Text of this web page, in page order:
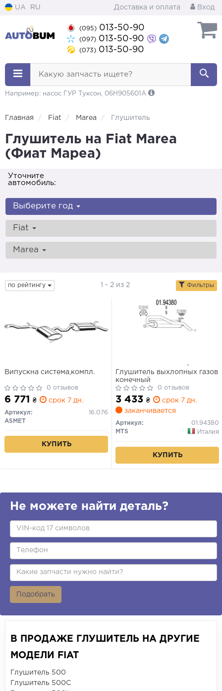
UA RU Доставка и оплата Вход
(095) 013-50-90
(097) 013-50-90
(073) 013-50-90
Какую запчасть ищете?
Например: насос ГУР Туксон, 06H905601A
Главная Fiat Marea Глушитель
Глушитель на Fiat Marea
(Фиат Мареа)
Уточните
автомобиль:
Выберите год
Fiat
Marea
по рейтингу 1 - 2 из 2 Фильтры
Випускна система,компл.
0 отзывов
6 771 ₴ срок 7 дн.
Артикул:
16.076
ASMET
КУПИТЬ
Глушитель выхлопных газов
конечный
0 отзывов
3 433 ₴
срок 7 дн.
заканчивается
Артикул:
01.94380
MTS
Италия
КУПИТЬ
Не можете найти деталь?
Подобрать
В ПРОДАЖЕ ГЛУШИТЕЛЬ НА ДРУГИЕ
МОДЕЛИ FIAT
Глушитель 500
Глушитель 500C